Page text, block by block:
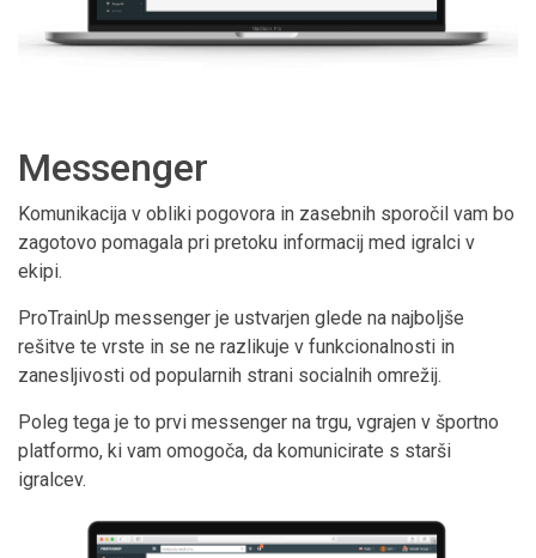
Messenger
Komunikacija v obliki pogovora in zasebnih sporočil vam bo
zagotovo pomagala pri pretoku informacij med igralci v
ekipi.
ProTrainUp messenger je ustvarjen glede na najboljše
rešitve te vrste in se ne razlikuje v funkcionalnosti in
zanesljivosti od popularnih strani socialnih omrežij.
Poleg tega je to prvi messenger na trgu, vgrajen v športno
platformo, ki vam omogoča, da komunicirate s starši
igralcev.